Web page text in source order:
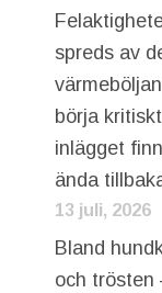
spreds av
börja
inlägget
ända
13 juli, 2026
Bland
och trösten